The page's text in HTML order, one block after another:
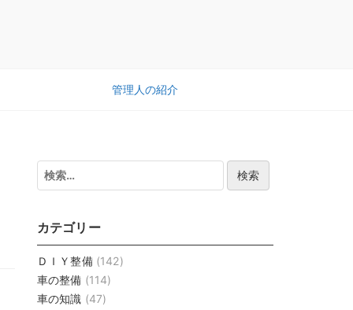
管理人の紹介
検
索:
カテゴリー
ＤＩＹ整備(142)
車の整備 (114)
車の知識 (47)